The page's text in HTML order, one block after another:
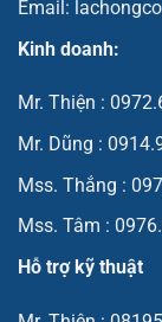
Email:
Kinh doanh:
Mr. Thiện :
Mr. Dũng :
Mss. Thắng :
Mss. Tâm :
Hỗ trợ kỹ thuật